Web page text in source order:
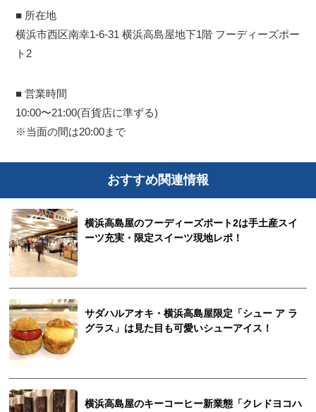
■ 所在地
横浜市西区南幸1-6-31 横浜高島屋地下1階 フーディーズポー
ト2
■ 営業時間
10:00〜21:00(百貨店に準ずる)
※当面の間は20:00まで
おすすめ関連情報
横浜高島屋のフーディーズポート2は手土産スイ
ーツ充実・限定スイーツ現地レポ！
サダハルアオキ・横浜高島屋限定「シュー ア ラ
グラス」は見た目も可愛いシューアイス！
横浜高島屋のキーコーヒー新業態「クレドヨコハ